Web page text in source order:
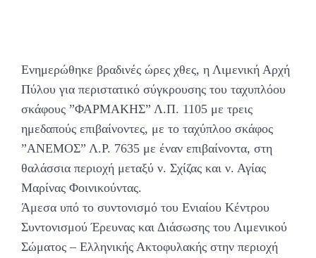
Ενημερώθηκε βραδινές ώρες χθες, η Λιμενική Αρχή
Πύλου για περιστατικό σύγκρουσης του ταχυπλόου
σκάφους ”ΦΑΡΜΑΚΗΣ” Λ.Π. 1105 με τρεις
ημεδαπούς επιβαίνοντες, με το ταχύπλοο σκάφος
”ΑΝΕΜΟΣ” Λ.Ρ. 7635 με έναν επιβαίνοντα, στη
θαλάσσια περιοχή μεταξύ ν. Σχίζας και ν. Αγίας
Μαρίνας Φοινικούντας.
Άμεσα υπό το συντονισμό του Ενιαίου Κέντρου
Συντονισμού Έρευνας και Διάσωσης του Λιμενικού
Σώματος – Ελληνικής Ακτοφυλακής στην περιοχή